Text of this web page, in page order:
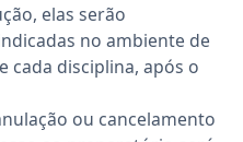
elas serão
no ambiente de
cada disciplina, após o
ou cancelamento